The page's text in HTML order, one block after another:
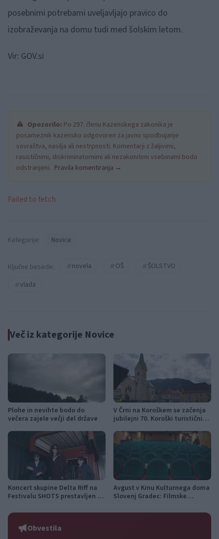
posebnimi potrebami uveljavljajo pravico do
izobraževanja na domu tudi med šolskim letom.
Vir: GOV.si
Opozorilo: Po 297. členu Kazenskega zakonika je
posameznik kazensko odgovoren za javno spodbujanje
sovraštva, nasilja ali nestrpnosti. Komentarji z žaljivimi,
rasističnimi, diskriminatornimi ali nezakonitimi vsebinami bodo
odstranjeni. Pravila komentiranja →
Failed to fetch
Kategorije: Novice
Ključne besede: novela OŠ
ŠOLSTVO
vlada
Več iz kategorije Novice
Plohe in nevihte bodo do
večera zajele večji del države
V Črni na Koroškem se začenja
jubilejni 70. Koroški turistični
Koncert skupine Delta Riff na
Festivalu SHOTS prestavljen na
Avgust v Kinu Kulturnega doma
Slovenj Gradec: Filmske
počitniški kino
Obvestila